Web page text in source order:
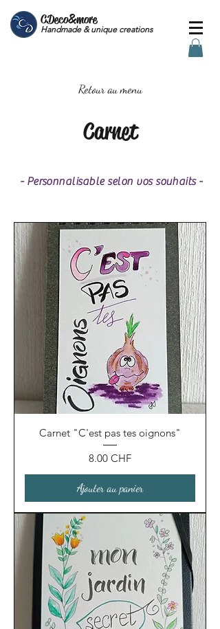
CDeco&more
Handmade & unique creations
Retour au menu
Carnet
- Personnalisable selon vos souhaits -
Carnet "C'est pas tes oignons"
Prix
8.00 CHF
Ajouter au panier